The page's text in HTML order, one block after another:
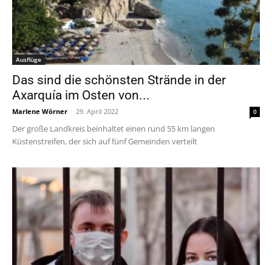
Ausflüge
Das sind die schönsten Strände in der
Axarquía im Osten von...
Marlene Wörner - 29. April 2022 0
Der große Landkreis beinhaltet einen rund 55 km langen
Küstenstreifen, der sich auf fünf Gemeinden verteilt